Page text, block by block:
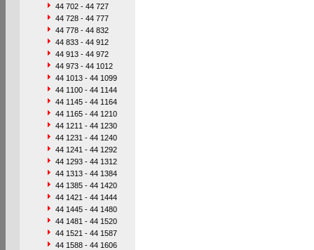
44 702 - 44 727
44 728 - 44 777
44 778 - 44 832
44 833 - 44 912
44 913 - 44 972
44 973 - 44 1012
44 1013 - 44 1099
44 1100 - 44 1144
44 1145 - 44 1164
44 1165 - 44 1210
44 1211 - 44 1230
44 1231 - 44 1240
44 1241 - 44 1292
44 1293 - 44 1312
44 1313 - 44 1384
44 1385 - 44 1420
44 1421 - 44 1444
44 1445 - 44 1480
44 1481 - 44 1520
44 1521 - 44 1587
44 1588 - 44 1606